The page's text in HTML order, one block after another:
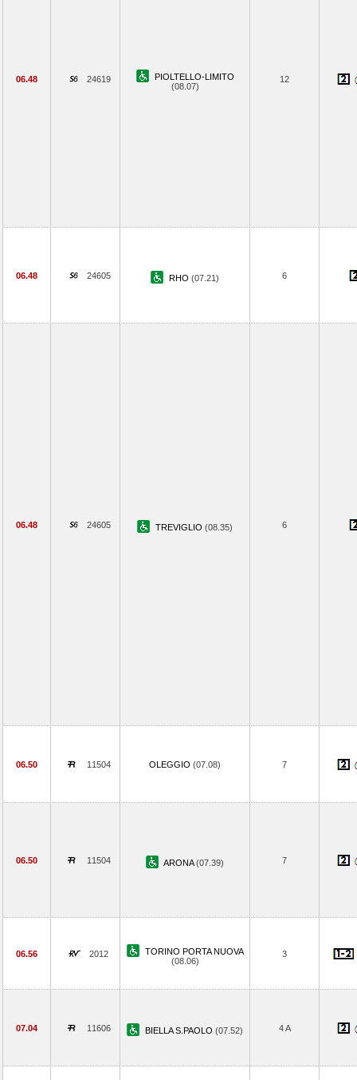
06.48 24619
PIOLTELLO-LIMITO
(08.07)
12
06.48 24605 RHO (07.21) 6
06.48 24605 TREVIGLIO (08.35) 6
06.50 11504 OLEGGIO (07.08) 7
06.50 11504 ARONA(07.39) 7
06.56 2012
TORINO PORTA NUOVA
(08.06)
3
07.04 11606 BIELLA S.PAOLO (07.52) 4 A